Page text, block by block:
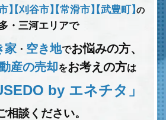
】
【刈谷市】【常滑市】【武豊町】の
・三河エリアで
家 ･ 空き地でお悩みの方、
産の売却をお考えの方は
by エネチタ」
相談ください。